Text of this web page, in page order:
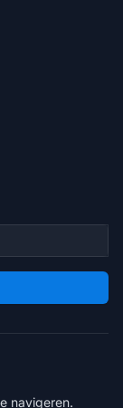
navigeren.